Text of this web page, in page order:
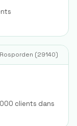
Rosporden (29140)
clients dans